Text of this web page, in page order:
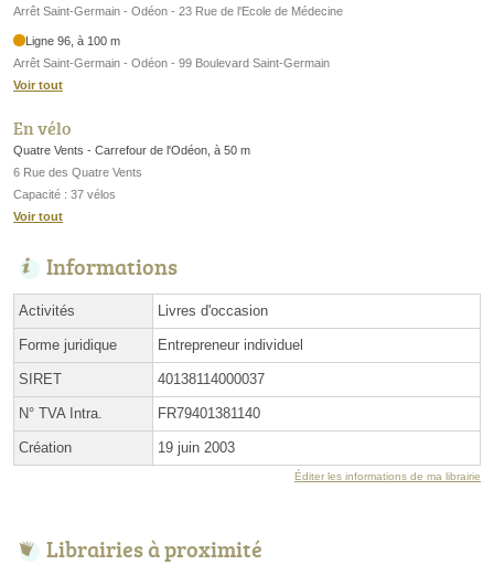
Arrêt Saint-Germain - Odéon - 23 Rue de l'Ecole de Médecine
Ligne 96, à 100 m
Arrêt Saint-Germain - Odéon - 99 Boulevard Saint-Germain
Voir tout
En vélo
Quatre Vents - Carrefour de l'Odéon, à 50 m
6 Rue des Quatre Vents
Capacité : 37 vélos
Voir tout
Informations
Activités Livres d'occasion
Forme juridique Entrepreneur individuel
SIRET 40138114000037
N° TVA Intra. FR79401381140
Création 19 juin 2003
Éditer les informations de ma librairie
Librairies à proximité